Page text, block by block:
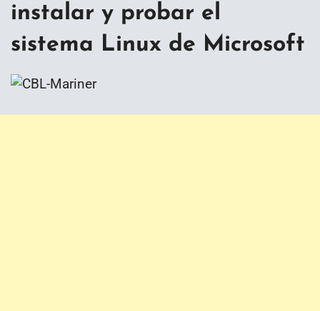
instalar y probar el
sistema Linux de Microsoft